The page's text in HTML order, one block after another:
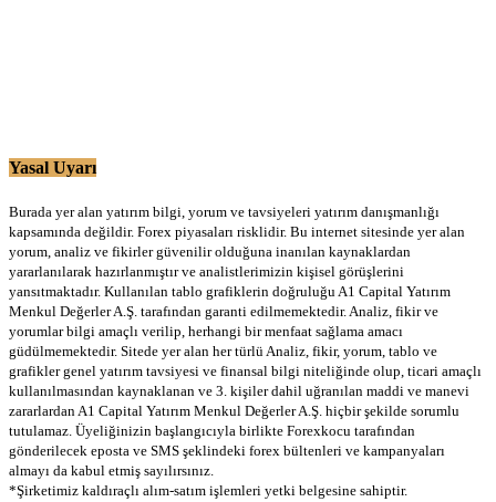
Yasal Uyarı
Burada yer alan yatırım bilgi, yorum ve tavsiyeleri yatırım danışmanlığı
kapsamında değildir. Forex piyasaları risklidir. Bu internet sitesinde yer alan
yorum, analiz ve fikirler güvenilir olduğuna inanılan kaynaklardan
yararlanılarak hazırlanmıştır ve analistlerimizin kişisel görüşlerini
yansıtmaktadır. Kullanılan tablo grafiklerin doğruluğu A1 Capital Yatırım
Menkul Değerler A.Ş. tarafından garanti edilmemektedir. Analiz, fikir ve
yorumlar bilgi amaçlı verilip, herhangi bir menfaat sağlama amacı
güdülmemektedir. Sitede yer alan her türlü Analiz, fikir, yorum, tablo ve
grafikler genel yatırım tavsiyesi ve finansal bilgi niteliğinde olup, ticari amaçlı
kullanılmasından kaynaklanan ve 3. kişiler dahil uğranılan maddi ve manevi
zararlardan A1 Capital Yatırım Menkul Değerler A.Ş. hiçbir şekilde sorumlu
tutulamaz. Üyeliğinizin başlangıcıyla birlikte Forexkocu tarafından
gönderilecek eposta ve SMS şeklindeki forex bültenleri ve kampanyaları
almayı da kabul etmiş sayılırsınız.
*Şirketimiz kaldıraçlı alım-satım işlemleri yetki belgesine sahiptir.